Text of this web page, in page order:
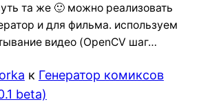
та же 🙂 можно реализовать
и для фильма. используем
видео (OpenCV шаг…
к Генератор комиксов
beta)